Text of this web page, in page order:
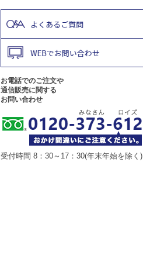
お電話でのご注文や
通信販売に関する
お問い合わせ
受付時間 8：30～17：30(年末年始を除く)